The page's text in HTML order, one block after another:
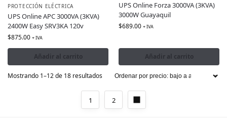
PROTECCIÓN ELÉCTRICA
UPS Online APC 3000VA (3KVA)
2400W Easy SRV3KA 120v
$875.00 + IVA
Añadir al carrito
UPS Online Forza 3000VA (3KVA)
3000W Guayaquil
$689.00 + IVA
Añadir al carrito
Mostrando 1–12 de 18 resultados
1 2